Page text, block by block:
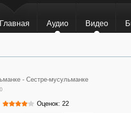
Главная Аудио Видео
- Сестре-мусульманке
Оценок: 22